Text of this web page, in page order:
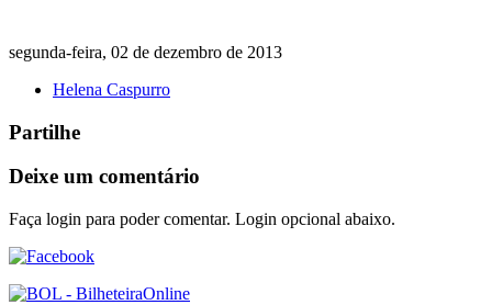
segunda-feira, 02 de dezembro de 2013
Helena Caspurro
Partilhe
Deixe um comentário
Faça login para poder comentar. Login opcional abaixo.